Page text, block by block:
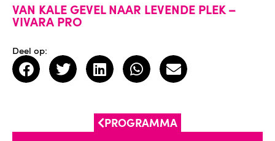
VAN KALE GEVEL NAAR LEVENDE PLEK –
VIVARA PRO
Deel op:
PROGRAMMA